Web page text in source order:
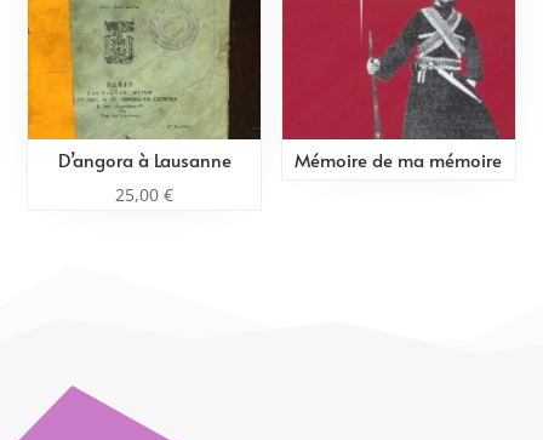
D’angora à Lausanne
25,00€
Mémoire de ma mémoire